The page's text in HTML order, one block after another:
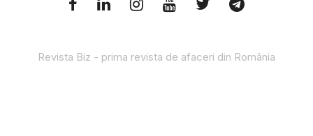
Revista Biz - prima revista de afaceri din România